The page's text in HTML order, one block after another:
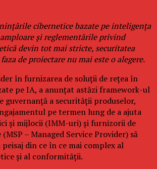
cibernetice bazate pe inteligența
și reglementările privind
devin tot mai stricte, securitatea
de proiectare nu mai este o alegere.
în furnizarea de soluții de rețea în
pe IA, a anunțat astăzi framework-ul
guvernanță a securității produselor,
pe termen lung de a ajuta
și mijlocii (IMM-uri) și furnizorii de
– Managed Service Provider) să
din ce în ce mai complex al
și al conformității.